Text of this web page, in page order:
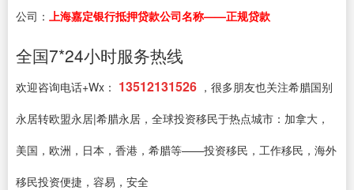
公司： 上海嘉定银行抵押贷款公司名称——正规贷款
全国7*24小时服务热线
欢迎咨询电话+Wx： 13512131526 ，很多朋友也关注希腊国别
永居转欧盟永居|希腊永居，全球投资移民于热点城市：加拿大，
美国，欧洲，日本，香港，希腊等——投资移民，工作移民，海外
移民投资便捷，容易，安全